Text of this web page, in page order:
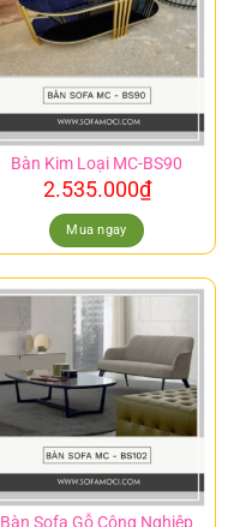
Bàn Kim Loại MC-BS90
2.535.000₫
Mua ngay
Bàn Sofa Gỗ Công Nghiệp